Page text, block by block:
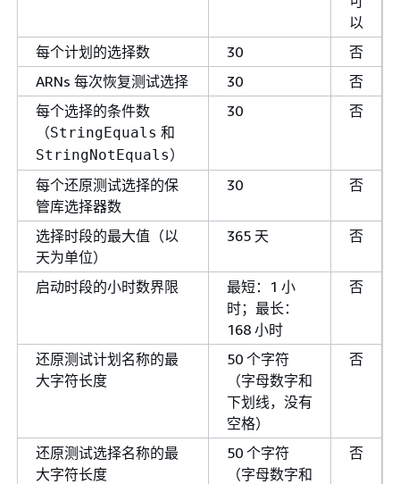
以
每个计划的选择数
30
否
ARNs 每次恢复测试选择
30
否
每个选择的条件数
（StringEquals 和
StringNotEquals）
30 否
每个还原测试选择的保
管库选择器数
30 否
选择时段的最大值（以
天为单位）
365 天 否
启动时段的小时数界限
最短：1 小
时；最长：
168 小时
否
还原测试计划名称的最
大字符长度
50 个字符
（字母数字和
下划线，没有
空格）
否
还原测试选择名称的最
大字符长度
50 个字符
（字母数字和
否